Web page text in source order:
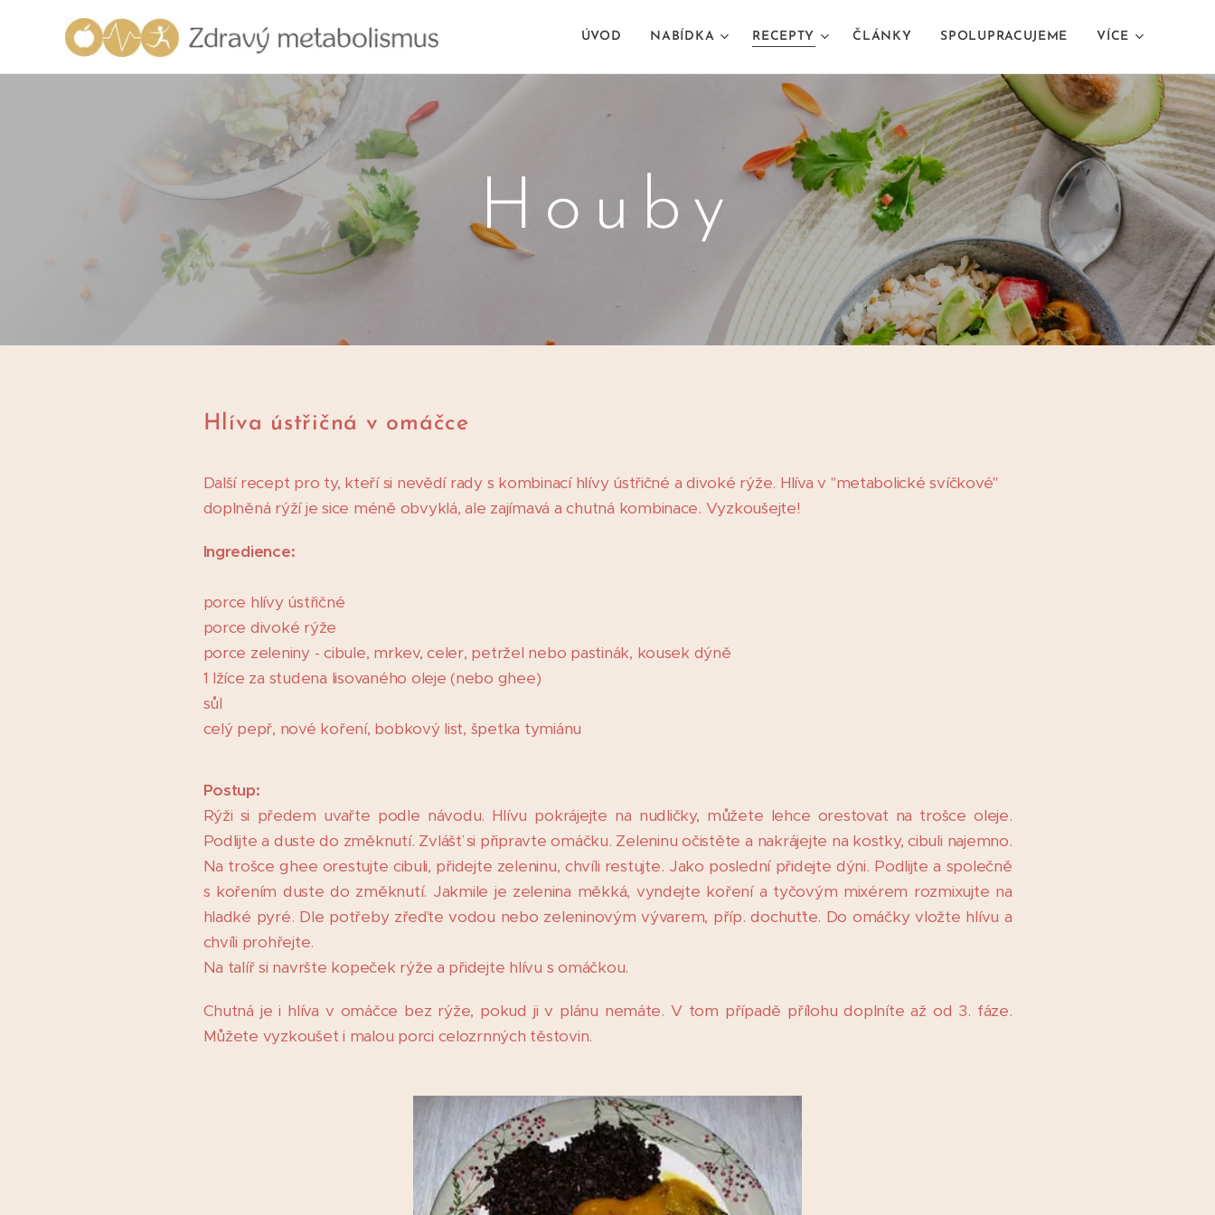
ÚVOD NABÍDKA RECEPTY ČLÁNKY SPOLUPRACUJEME VÍCE
Houby
Hlíva ústřičná v omáčce
Další recept pro ty, kteří si nevědí rady s kombinací hlívy ústřičné a divoké rýže. Hlíva v "metabolické svíčkové"
doplněná rýží je sice méně obvyklá, ale zajímavá a chutná kombinace. Vyzkoušejte!
Ingredience:
porce hlívy ústřičné
porce divoké rýže
porce zeleniny - cibule, mrkev, celer, petržel nebo pastinák, kousek dýně
1 lžíce za studena lisovaného oleje (nebo ghee)
sůl
celý pepř, nové koření, bobkový list, špetka tymiánu
Postup:
Rýži si předem uvařte podle návodu. Hlívu pokrájejte na nudličky, můžete lehce orestovat na trošce oleje.
Podlijte a duste do změknutí. Zvlášť si připravte omáčku. Zeleninu očistěte a nakrájejte na kostky, cibuli najemno.
Na trošce ghee orestujte cibuli, přidejte zeleninu, chvíli restujte. Jako poslední přidejte dýni. Podlijte a společně
s kořením duste do změknutí. Jakmile je zelenina měkká, vyndejte koření a tyčovým mixérem rozmixujte na
hladké pyré. Dle potřeby zřeďte vodou nebo zeleninovým vývarem, příp. dochuťte. Do omáčky vložte hlívu a
chvíli prohřejte.
Na talíř si navršte kopeček rýže a přidejte hlívu s omáčkou.
Chutná je i hlíva v omáčce bez rýže, pokud ji v plánu nemáte. V tom případě přílohu doplníte až od 3. fáze.
Můžete vyzkoušet i malou porci celozrnných těstovin.